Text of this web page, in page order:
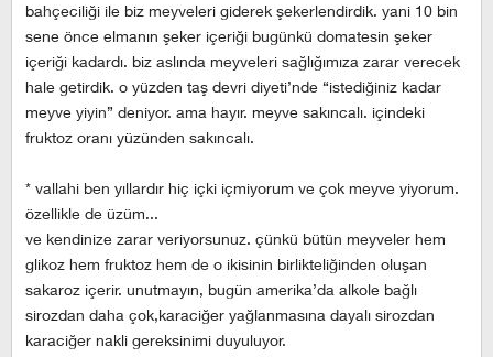
bahçeciliği ile biz meyveleri giderek şekerlendirdik. yani 10 bin
sene önce elmanın şeker içeriği bugünkü domatesin şeker
içeriği kadardı. biz aslında meyveleri sağlığımıza zarar verecek
hale getirdik. o yüzden taş devri diyeti’nde “istediğiniz kadar
meyve yiyin” deniyor. ama hayır. meyve sakıncalı. içindeki
fruktoz oranı yüzünden sakıncalı.
* vallahi ben yıllardır hiç içki içmiyorum ve çok meyve yiyorum.
özellikle de üzüm...
ve kendinize zarar veriyorsunuz. çünkü bütün meyveler hem
glikoz hem fruktoz hem de o ikisinin birlikteliğinden oluşan
sakaroz içerir. unutmayın, bugün amerika’da alkole bağlı
sirozdan daha çok,karaciğer yağlanmasına dayalı sirozdan
karaciğer nakli gereksinimi duyuluyor.